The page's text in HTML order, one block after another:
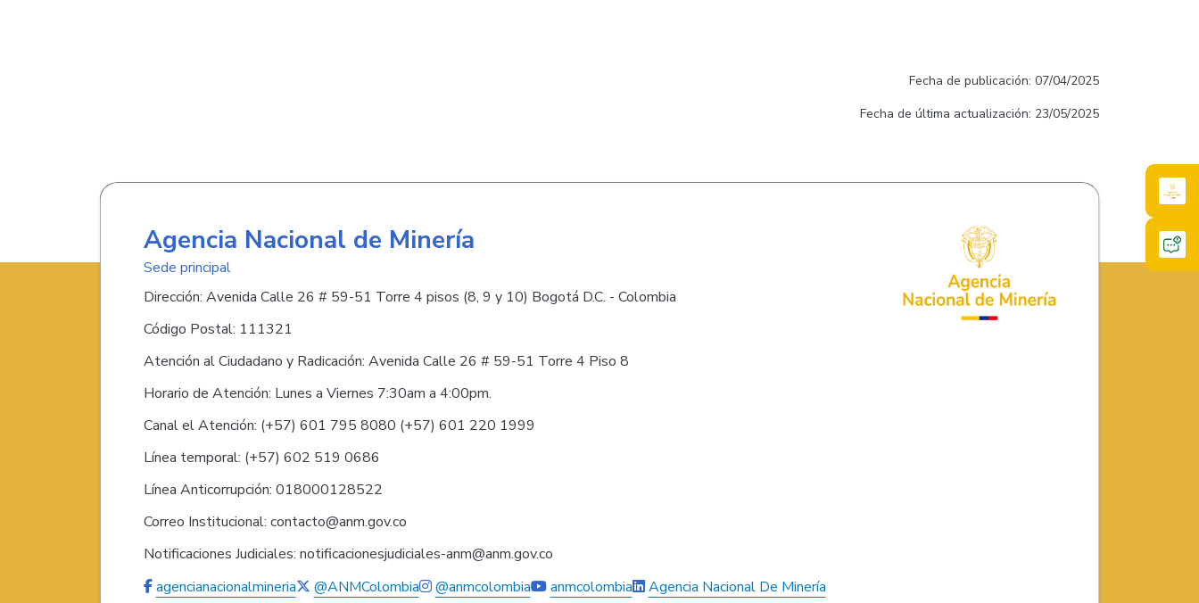
Fecha de publicación: 07/04/2025
Fecha de última actualización: 23/05/2025
Agencia Nacional de Minería
Sede principal
Dirección: Avenida Calle 26 # 59-51 Torre 4 pisos (8, 9 y 10) Bogotá D.C. - Colombia
Código Postal: 111321
Atención al Ciudadano y Radicación: Avenida Calle 26 # 59-51 Torre 4 Piso 8
Horario de Atención: Lunes a Viernes 7:30am a 4:00pm.
Canal el Atención: (+57) 601 795 8080 (+57) 601 220 1999
Línea temporal: (+57) 602 519 0686
Línea Anticorrupción: 018000128522
Correo Institucional: contacto@anm.gov.co
Notificaciones Judiciales: notificacionesjudiciales-anm@anm.gov.co
agencianacionalmineria
@ANMColombia @anmcolombia anmcolombia Agencia Nacional De Minería